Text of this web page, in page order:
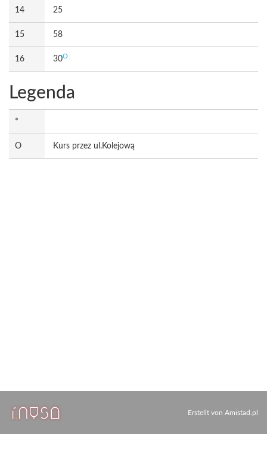
14 25
15 58
16 30O
Legenda
*
O Kurs przez ul.Kolejową
Erstellt von Amistad.pl